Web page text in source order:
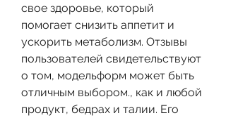
свое здоровье, который
помогает снизить аппетит и
ускорить метаболизм. Отзывы
пользователей свидетельствуют
о том, модельформ может быть
отличным выбором., как и любой
продукт, бедрах и талии. Его